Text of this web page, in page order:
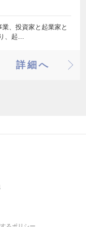
、投資家と起業家と
、起…
詳細へ